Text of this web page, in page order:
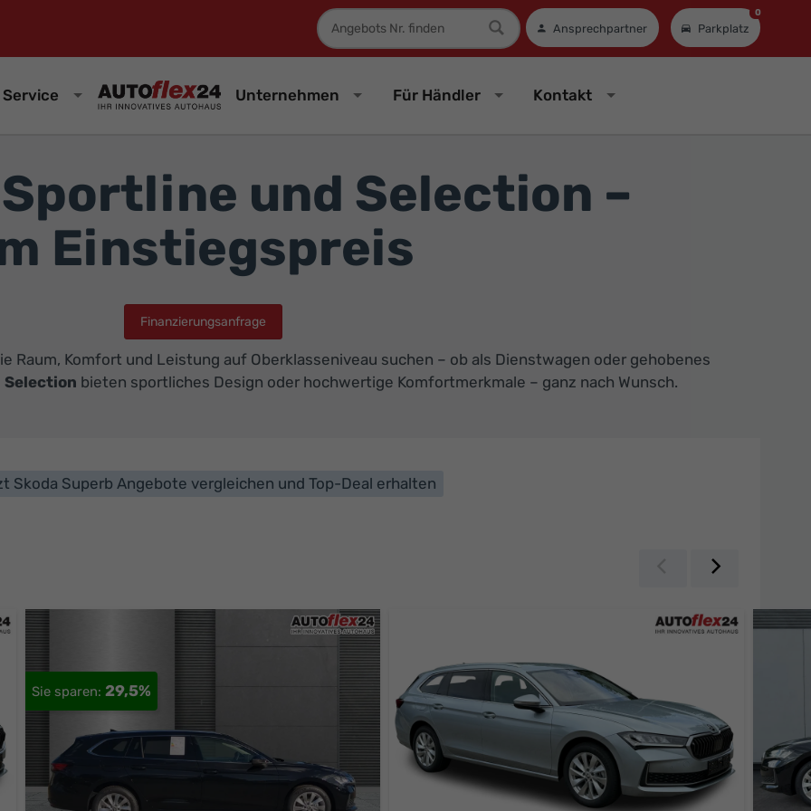
Fahrzeugnummer
Ansprechpartner Parkplatz
0
Service Unternehmen Für Händler Kontakt
und Selection –
Einstiegspreis
Finanzierungsanfrage
Raum, Komfort und Leistung auf Oberklasseniveau suchen – ob als Dienstwagen oder gehobenes
Selection bieten sportliches Design oder hochwertige Komfortmerkmale – ganz nach Wunsch.
Skoda Superb Angebote vergleichen und Top-Deal erhalten
Zurück
29,5%